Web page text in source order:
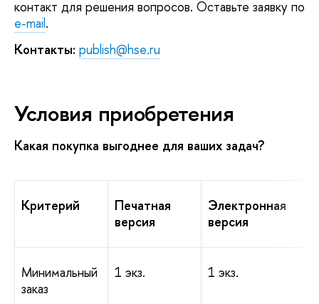
контакт для решения вопросов. Оставьте заявку по
e-mail.
Контакты: publish@hse.ru
Условия приобретения
Какая покупка выгоднее для ваших задач?
Критерий
Печатная
версия
Электронная
версия
Минимальный
заказ
1 экз. 1 экз.